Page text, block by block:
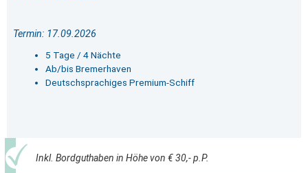
Termin: 17.09.2026
5 Tage / 4 Nächte
Ab/bis Bremerhaven
Deutschsprachiges Premium-Schiff
Inkl. Bordguthaben in Höhe von € 30,- p.P.